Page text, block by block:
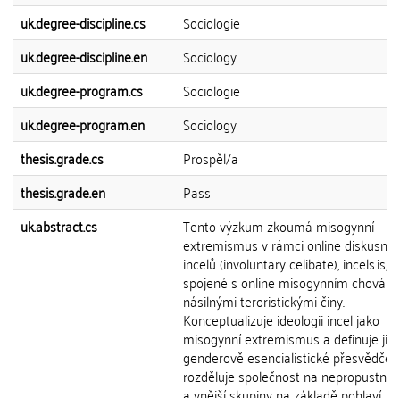
uk.degree-discipline.cs
Sociologie
uk.degree-discipline.en
Sociology
uk.degree-program.cs
Sociologie
uk.degree-program.en
Sociology
thesis.grade.cs
Prospěl/a
thesis.grade.en
Pass
uk.abstract.cs
Tento výzkum zkoumá misogynní
extremismus v rámci online
incelů (involuntary celibate), incels.is,
spojené s online misogynním
násilnými teroristickými činy.
Konceptualizuje ideologii incel jako
misogynní extremismus a definuje ji
genderově esencialistické
rozděluje společnost na nepropustné